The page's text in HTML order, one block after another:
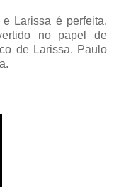
Larissa é perfeita.
no papel de
de Larissa. Paulo